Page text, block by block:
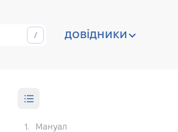
довідники
1. Мануал